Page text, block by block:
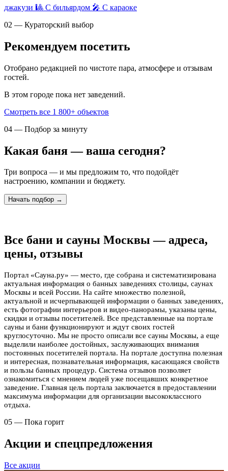
джакузи 🎱 С бильярдом 🎤 С караоке
02 — Кураторский выбор
Рекомендуем посетить
Отобрано редакцией по чистоте пара, атмосфере и отзывам
гостей.
В этом городе пока нет заведений.
Смотреть все 1 800+ объектов
04 — Подбор за минуту
Какая баня — ваша сегодня?
Три вопроса — и мы предложим то, что подойдёт
настроению, компании и бюджету.
Начать подбор →
Все бани и сауны Москвы — адреса,
цены, отзывы
Портал «Сауна.ру» — место, где собрана и систематизирована
актуальная информация о банных заведениях столицы, саунах
Москвы и всей России. На сайте множество полезной,
актуальной и исчерпывающей информации о банных заведениях,
есть фотографии интерьеров и видео-панорамы, указаны цены,
скидки и отзывы посетителей. Все представленные на портале
сауны и бани функционируют и ждут своих гостей
круглосуточно. Мы не просто описали все сауны Москвы, а еще
выделили наиболее достойных, заслуживающих внимания
постоянных посетителей портала. На портале доступна полезная
и интересная, познавательная информация, касающаяся свойств
и пользы банных процедур. Система отзывов позволяет
ознакомиться с мнением людей уже посещавших конкретное
заведение. Главная цель портала заключается в предоставлении
максимума информации для организации высококлассного
отдыха.
05 — Пока горит
Акции и спецпредложения
Все акции